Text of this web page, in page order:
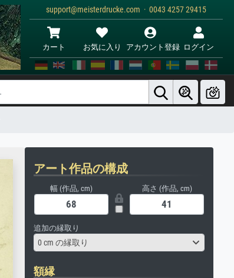
support@meisterdrucke.com · 0043 4257 29415
カート お気に入り アカウント登録 ログイン
アート作品の構成
幅 (作品, cm) 高さ (作品, cm)
追加の縁取り
0 cm の縁取り
額縁